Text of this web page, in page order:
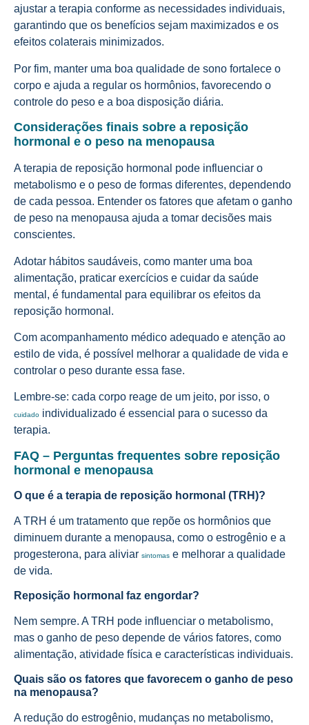
ajustar a terapia conforme as necessidades individuais,
garantindo que os benefícios sejam maximizados e os
efeitos colaterais minimizados.
Por fim, manter uma boa qualidade de sono fortalece o
corpo e ajuda a regular os hormônios, favorecendo o
controle do peso e a boa disposição diária.
Considerações finais sobre a reposição
hormonal e o peso na menopausa
A terapia de reposição hormonal pode influenciar o
metabolismo e o peso de formas diferentes, dependendo
de cada pessoa. Entender os fatores que afetam o ganho
de peso na menopausa ajuda a tomar decisões mais
conscientes.
Adotar hábitos saudáveis, como manter uma boa
alimentação, praticar exercícios e cuidar da saúde
mental, é fundamental para equilibrar os efeitos da
reposição hormonal.
Com acompanhamento médico adequado e atenção ao
estilo de vida, é possível melhorar a qualidade de vida e
controlar o peso durante essa fase.
Lembre-se: cada corpo reage de um jeito, por isso, o
cuidado individualizado é essencial para o sucesso da
terapia.
FAQ – Perguntas frequentes sobre reposição
hormonal e menopausa
O que é a terapia de reposição hormonal (TRH)?
A TRH é um tratamento que repõe os hormônios que
diminuem durante a menopausa, como o estrogênio e a
progesterona, para aliviar sintomas e melhorar a qualidade
de vida.
Reposição hormonal faz engordar?
Nem sempre. A TRH pode influenciar o metabolismo,
mas o ganho de peso depende de vários fatores, como
alimentação, atividade física e características individuais.
Quais são os fatores que favorecem o ganho de peso
na menopausa?
A redução do estrogênio, mudanças no metabolismo,